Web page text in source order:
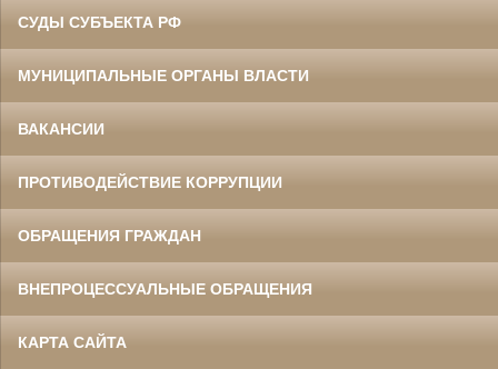
СУДЫ СУБЪЕКТА РФ
МУНИЦИПАЛЬНЫЕ ОРГАНЫ ВЛАСТИ
ВАКАНСИИ
ПРОТИВОДЕЙСТВИЕ КОРРУПЦИИ
ОБРАЩЕНИЯ ГРАЖДАН
ВНЕПРОЦЕССУАЛЬНЫЕ ОБРАЩЕНИЯ
КАРТА САЙТА